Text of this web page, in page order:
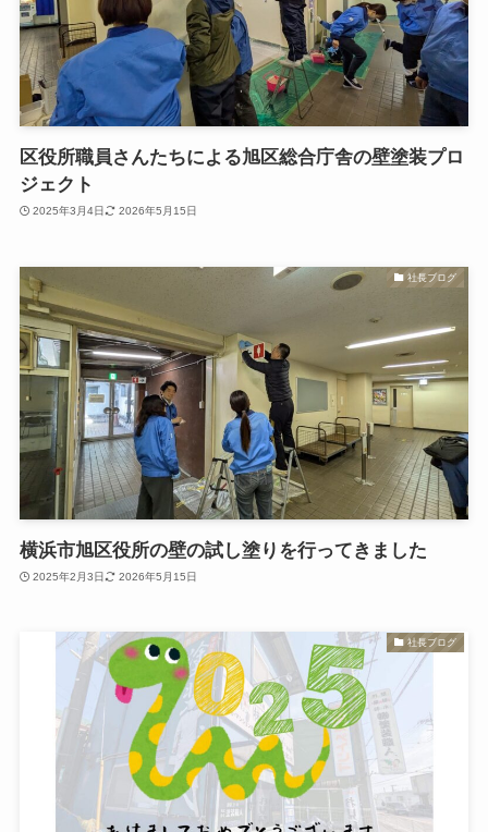
区役所職員さんたちによる旭区総合庁舎の壁塗装プロ
ジェクト
2025年3月4日 2026年5月15日
社長ブログ
横浜市旭区役所の壁の試し塗りを行ってきました
2025年2月3日 2026年5月15日
社長ブログ